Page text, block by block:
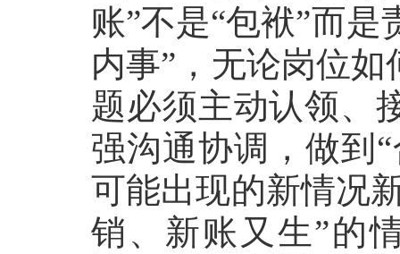
账”不是“包袱”而是
内事”，无论岗位
题必须主动认领、
强沟通协调，做到
可能出现的新情况
销、新账又生”的